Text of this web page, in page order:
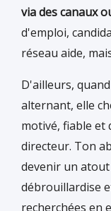
via des canaux
d'emploi,
réseau aide,
D'ailleurs,
alternant, elle
motivé, fiable et
directeur. Ton
devenir un
débrouillardise
recherchées en